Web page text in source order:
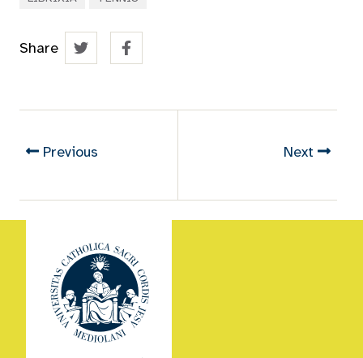
Share
Previous Next